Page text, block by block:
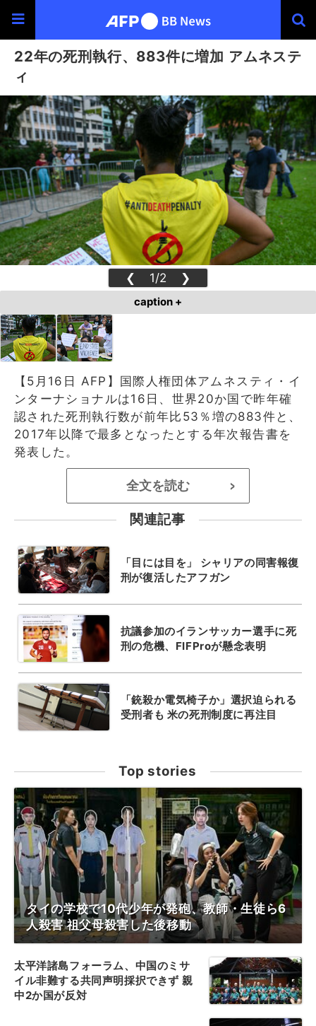
22年の死刑執行、883件に増加 アムネステ
ィ
❮ 1/2 ❯
caption +
【5月16日 AFP】国際人権団体アムネスティ・イ
ンターナショナルは16日、世界20か国で昨年確
認された死刑執行数が前年比53％増の883件と、
2017年以降で最多となったとする年次報告書を
発表した。
全文を読む >
関連記事
「目には目を」 シャリアの同害報復
刑が復活したアフガン
抗議参加のイランサッカー選手に死
刑の危機、FIFProが懸念表明
「銃殺か電気椅子か」選択迫られる
受刑者も 米の死刑制度に再注目
Top stories
タイの学校で10代少年が発砲、教師・生徒ら6
人殺害 祖父母殺害した後移動
太平洋諸島フォーラム、中国のミサ
イル非難する共同声明採択できず 親
中2か国が反対